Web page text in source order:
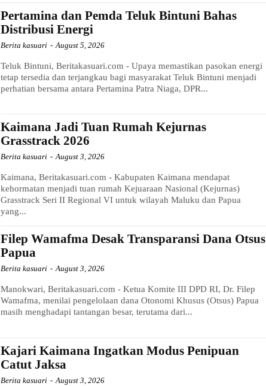
Pertamina dan Pemda Teluk Bintuni Bahas
Distribusi Energi
Berita kasuari - August 5, 2026
Teluk Bintuni, Beritakasuari.com - Upaya memastikan pasokan energi
tetap tersedia dan terjangkau bagi masyarakat Teluk Bintuni menjadi
perhatian bersama antara Pertamina Patra Niaga, DPR...
Kaimana Jadi Tuan Rumah Kejurnas
Grasstrack 2026
Berita kasuari - August 3, 2026
Kaimana, Beritakasuari.com - Kabupaten Kaimana mendapat
kehormatan menjadi tuan rumah Kejuaraan Nasional (Kejurnas)
Grasstrack Seri II Regional VI untuk wilayah Maluku dan Papua
yang...
Filep Wamafma Desak Transparansi Dana Otsus
Papua
Berita kasuari - August 3, 2026
Manokwari, Beritakasuari.com - Ketua Komite III DPD RI, Dr. Filep
Wamafma, menilai pengelolaan dana Otonomi Khusus (Otsus) Papua
masih menghadapi tantangan besar, terutama dari...
Kajari Kaimana Ingatkan Modus Penipuan
Catut Jaksa
Berita kasuari - August 3, 2026